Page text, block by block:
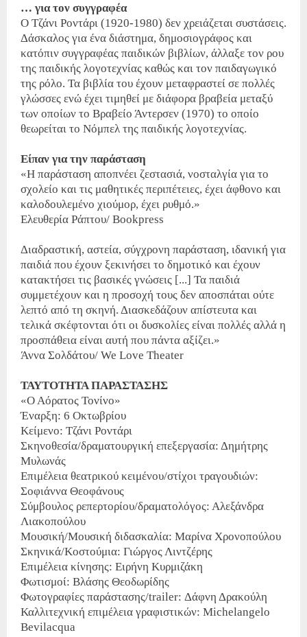
… για τον συγγραφέα
Ο Τζάνι Ροντάρι (1920-1980) δεν χρειάζεται συστάσεις.
Δάσκαλος για ένα διάστημα, δημοσιογράφος και
κατόπιν συγγραφέας παιδικών βιβλίων, άλλαξε τον ρου
της παιδικής λογοτεχνίας καθώς και τον παιδαγωγικό
της ρόλο. Τα βιβλία του έχουν μεταφραστεί σε πολλές
γλώσσες ενώ έχει τιμηθεί με διάφορα βραβεία μεταξύ
των οποίων το Βραβείο Άντερσεν (1970) το οποίο
θεωρείται το Νόμπελ της παιδικής λογοτεχνίας.
Είπαν για την παράσταση
«Η παράσταση αποπνέει ζεστασιά, νοσταλγία για το
σχολείο και τις μαθητικές περιπέτειες, έχει άφθονο και
καλοδουλεμένο χιούμορ, έχει ρυθμό.»
Ελευθερία Ράπτου/ Bookpress
Διαδραστική, αστεία, σύγχρονη παράσταση, ιδανική για
παιδιά που έχουν ξεκινήσει το δημοτικό και έχουν
κατακτήσει τις βασικές γνώσεις [...] Τα παιδιά
συμμετέχουν και η προσοχή τους δεν αποσπάται ούτε
λεπτό από τη σκηνή. Διασκεδάζουν απίστευτα και
τελικά σκέφτονται ότι οι δυσκολίες είναι πολλές αλλά η
προσπάθεια είναι αυτή που πάντα αξίζει.»
Άννα Σολδάτου/ We Love Theater
ΤΑΥΤΟΤΗΤΑ ΠΑΡΑΣΤΑΣΗΣ
«Ο Αόρατος Τονίνο»
Έναρξη: 6 Οκτωβρίου
Κείμενο: Τζάνι Ροντάρι
Σκηνοθεσία/δραματουργική επεξεργασία: Δημήτρης
Μυλωνάς
Επιμέλεια θεατρικού κειμένου/στίχοι τραγουδιών:
Σοφιάννα Θεοφάνους
Σύμβουλος ρεπερτορίου/δραματολόγος: Αλεξάνδρα
Λιακοπούλου
Μουσική/Μουσική διδασκαλία: Μαρίνα Χρονοπούλου
Σκηνικά/Κοστούμια: Γιώργος Λιντζέρης
Επιμέλεια κίνησης: Ειρήνη Κυρμιζάκη
Φωτισμοί: Βλάσης Θεοδωρίδης
Φωτογραφίες παράστασης/trailer: Δάφνη Δρακούλη
Καλλιτεχνική επιμέλεια γραφιστικών: Michelangelo
Bevilacqua